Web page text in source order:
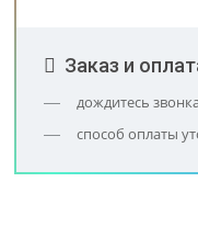
Заказ и
дождитесь
способ оплаты